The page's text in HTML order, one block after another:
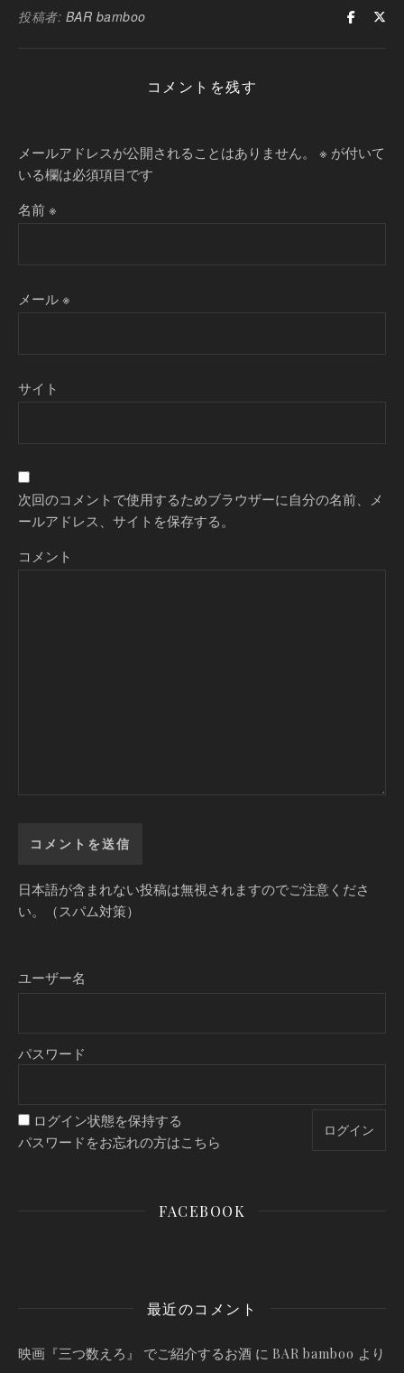
投稿者: BAR bamboo
コメントを残す
メールアドレスが公開されることはありません。 ※ が付いて
いる欄は必須項目です
名前※
メール※
サイト
次回のコメントで使用するためブラウザーに自分の名前、メ
ールアドレス、サイトを保存する。
コメント
日本語が含まれない投稿は無視されますのでご注意くださ
い。（スパム対策）
ユーザー名
パスワード
ログイン状態を保持する
パスワードをお忘れの方はこちら
FACEBOOK
最近のコメント
映画『三つ数えろ』 でご紹介するお酒 に BAR bamboo より